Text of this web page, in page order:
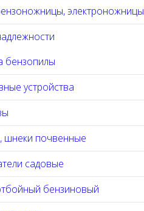
электроножницы
бензопилы
устройства
шнеки почвенные
садовые
бензиновый